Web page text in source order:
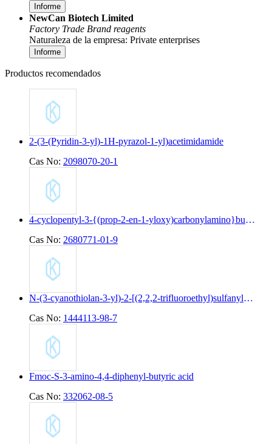
Informe
NewCan Biotech Limited
Factory Trade Brand reagents
Naturaleza de la empresa: Private enterprises
Informe
Productos recomendados
2-(3-(Pyridin-3-yl)-1H-pyrazol-1-yl)acetimidamide
Cas No: 2098070-20-1
4-cyclopentyl-3-{(prop-2-en-1-yloxy)carbonylamino}butanoic acid
Cas No: 2680771-01-9
N-(3-cyanothiolan-3-yl)-2-[(2,2,2-trifluoroethyl)sulfanyl]pyridine-4-carboxamide
Cas No: 1444113-98-7
Fmoc-S-3-amino-4,4-diphenyl-butyric acid
Cas No: 332062-08-5